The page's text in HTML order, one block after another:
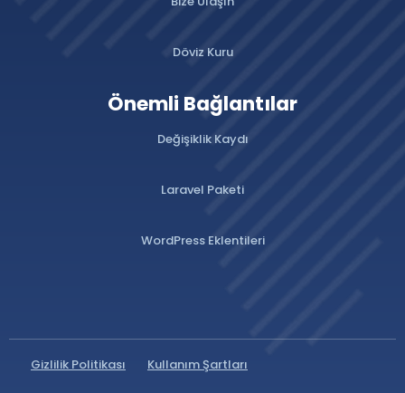
Döviz Kuru
Önemli Bağlantılar
Değişiklik Kaydı
Laravel Paketi
WordPress Eklentileri
Gizlilik Politikası Kullanım Şartları